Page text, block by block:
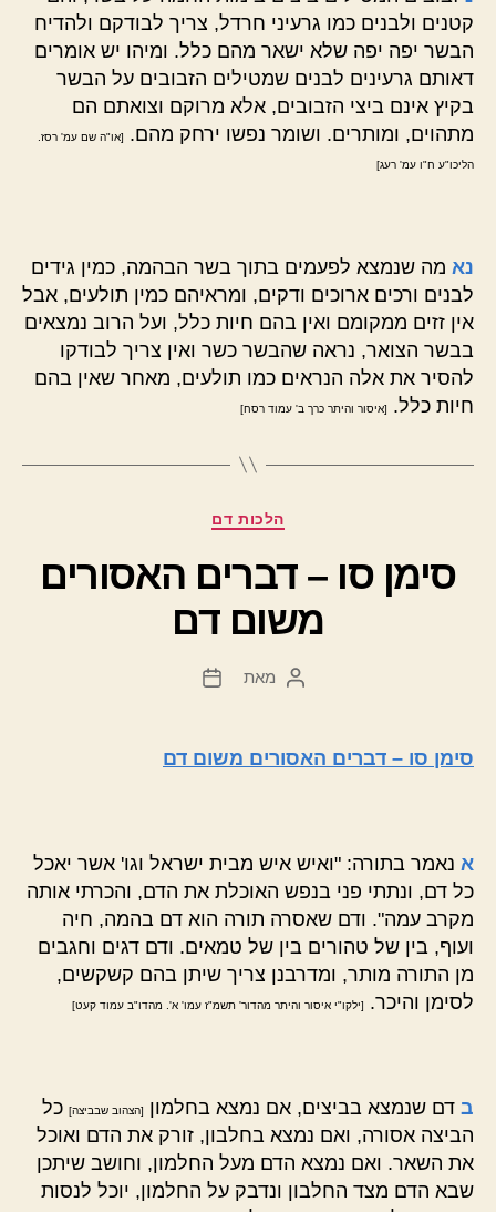
קטנים ולבנים כמו גרעיני חרדל, צריך לבודקם ולהדיח
הבשר יפה יפה שלא ישאר מהם כלל. ומיהו יש אומרים
דאותם גרעינים לבנים שמטילים הזבובים על הבשר
בקיץ אינם ביצי הזבובים, אלא מרוקם וצואתם הם
מתהוים, ומותרים. ושומר נפשו ירחק מהם.
[או"ה שם עמ' רסז.
הליכו"ע ח"ו עמ' רעג]
נא מה שנמצא לפעמים בתוך בשר הבהמה, כמין גידים
לבנים ורכים ארוכים ודקים, ומראיהם כמין תולעים, אבל
אין זזים ממקומם ואין בהם חיות כלל, ועל הרוב נמצאים
בבשר הצואר, נראה שהבשר כשר ואין צריך לבודקו
להסיר את אלה הנראים כמו תולעים, מאחר שאין בהם
חיות כלל.
[איסור והיתר כרך ב' עמוד רסח]
קטגוריות
הלכות דם
סימן סו – דברים האסורים
משום דם
המחבר
מאת
תאריך
סימן סו – דברים האסורים משום דם
א נאמר בתורה: "ואיש איש מבית ישראל וגו' אשר יאכל
כל דם, ונתתי פני בנפש האוכלת את הדם, והכרתי אותה
מקרב עמה". ודם שאסרה תורה הוא דם בהמה, חיה
ועוף, בין של טהורים בין של טמאים. ודם דגים וחגבים
מן התורה מותר, ומדרבנן צריך שיתן בהם קשקשים,
לסימן והיכר.
[ילקו"י איסור והיתר מהדור' תשמ"ז עמו' א'. מהדו"ב עמוד קעט]
ב דם שנמצא בביצים, אם נמצא בחלמון [הצהוב שבביצה] כל
הביצה אסורה, ואם נמצא בחלבון, זורק את הדם ואוכל
את השאר. ואם נמצא הדם מעל החלמון, וחושב שיתכן
שבא הדם מצד החלבון ונדבק על החלמון, יוכל לנסות